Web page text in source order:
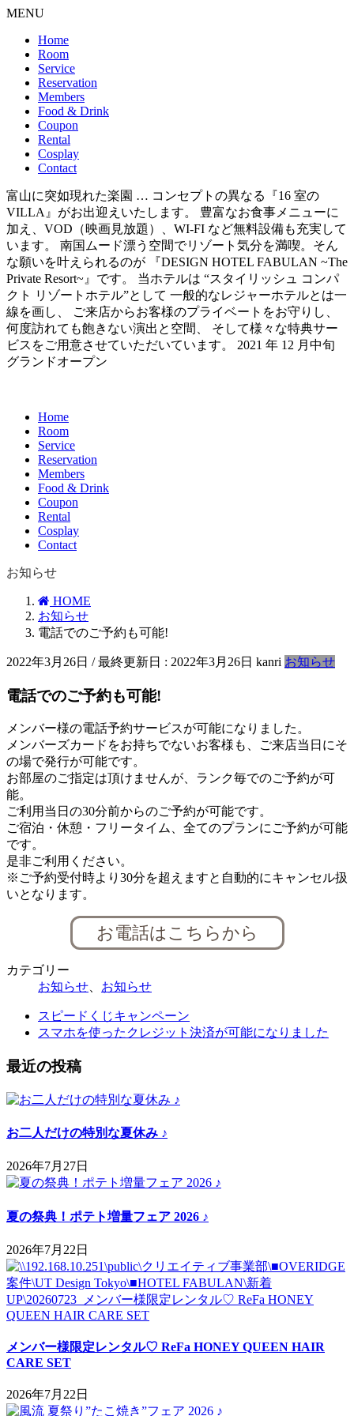
MENU
Home
Room
Service
Reservation
Members
Food & Drink
Coupon
Rental
Cosplay
Contact
富山に突如現れた楽園 … コンセプトの異なる『16 室の
VILLA』がお出迎えいたします。 豊富なお食事メニューに
加え、VOD（映画見放題）、WI-FI など無料設備も充実して
います。 南国ムード漂う空間でリゾート気分を満喫。そん
な願いを叶えられるのが 『DESIGN HOTEL FABULAN ~The
Private Resort~』です。 当ホテルは “スタイリッシュ コンパ
クト リゾートホテル”として 一般的なレジャーホテルとは一
線を画し、 ご来店からお客様のプライベートをお守りし、
何度訪れても飽きない演出と空間、 そして様々な特典サー
ビスをご用意させていただいています。 2021 年 12 月中旬
グランドオープン
Home
Room
Service
Reservation
Members
Food & Drink
Coupon
Rental
Cosplay
Contact
お知らせ
HOME
お知らせ
電話でのご予約も可能!
2022年3月26日 / 最終更新日 : 2022年3月26日 kanri お知らせ
電話でのご予約も可能!
メンバー様の電話予約サービスが可能になりました。
メンバーズカードをお持ちでないお客様も、ご来店当日にそ
の場で発行が可能です。
お部屋のご指定は頂けませんが、ランク毎でのご予約が可
能。
ご利用当日の30分前からのご予約が可能です。
ご宿泊・休憩・フリータイム、全てのプランにご予約が可能
です。
是非ご利用ください。
※ご予約受付時より30分を超えますと自動的にキャンセル扱
いとなります。
お電話はこちらから
カテゴリー
お知らせ、 お知らせ
スピードくじキャンペーン
スマホを使ったクレジット決済が可能になりました
最近の投稿
お二人だけの特別な夏休み ♪
2026年7月27日
夏の祭典！ポテト増量フェア 2026 ♪
2026年7月22日
メンバー様限定レンタル♡ ReFa HONEY QUEEN HAIR
CARE SET
2026年7月22日